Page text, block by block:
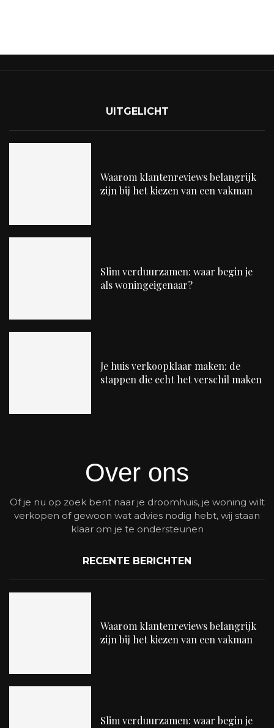
UITGELICHT
Waarom klantenreviews belangrijk
zijn bij het kiezen van een vakman
Slim verduurzamen: waar begin je
als woningeigenaar?
Je huis verkoopklaar maken: de
stappen die echt het verschil maken
Over ons
Of je nu op zoek bent naar je droomhuis, je woning wilt
verkopen of gewoon wat advies nodig hebt, wij staan
klaar om je te ondersteunen
RECENTE BERICHTEN
Waarom klantenreviews belangrijk
zijn bij het kiezen van een vakman
Slim verduurzamen: waar begin je